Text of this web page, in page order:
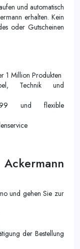
und automatisch
erhalten. Kein
oder Gutscheinen
1 Million Produkten
Technik und
und flexible
und gehen Sie zur
der Bestellung